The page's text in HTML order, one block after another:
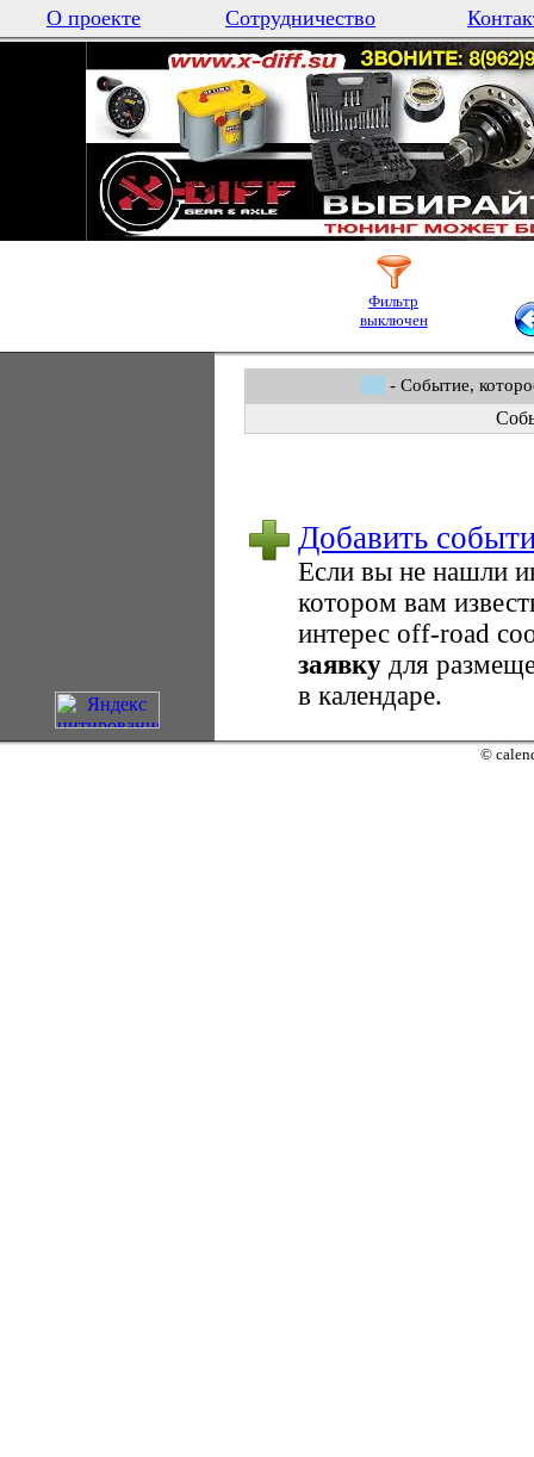
О проекте Сотрудничество
Фильтр
выключен
- Событие,
Добавить
Если вы не нашли
котором вам
интерес оff-road
заявку для
в календаре.
©